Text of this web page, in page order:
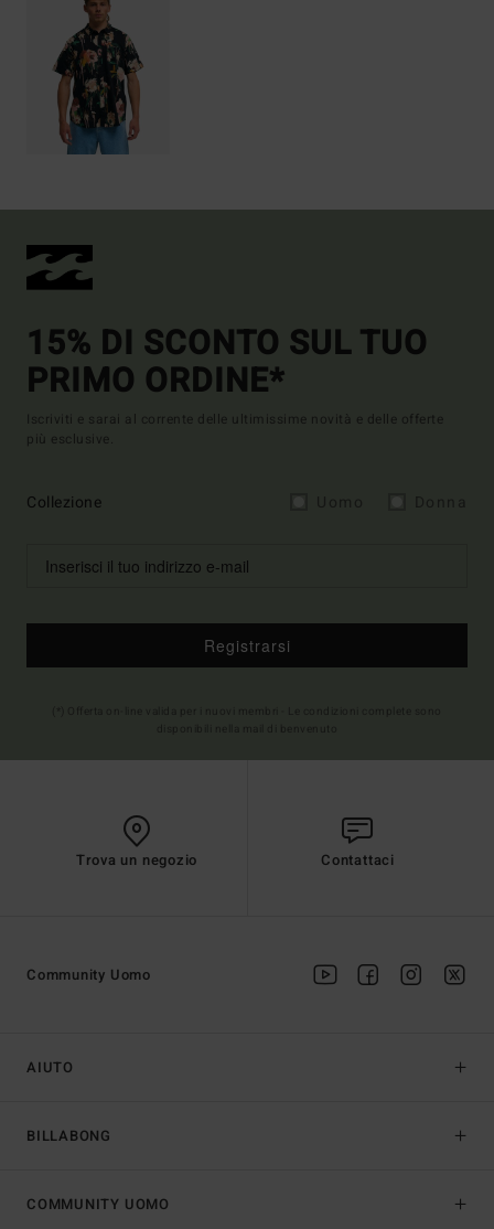
15% DI SCONTO SUL TUO
PRIMO ORDINE*
Iscriviti e sarai al corrente delle ultimissime novità e delle offerte
più esclusive.
Collezione
Registrarsi
Trova un negozio Contattaci
AIUTO
BILLABONG
Community Uomo
COMMUNITY UOMO